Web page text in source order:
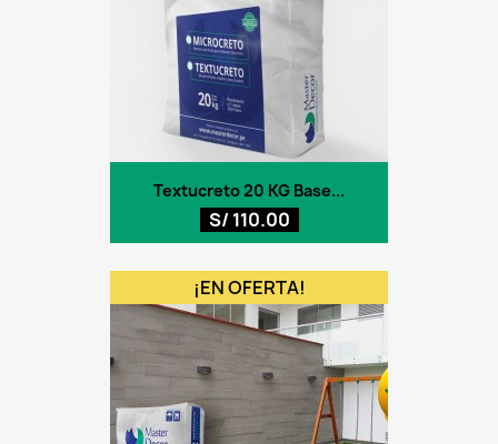
Textucreto 20 KG Base...
S/ 110.00
¡EN OFERTA!